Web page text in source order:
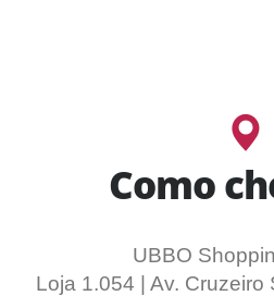
Como
UBBO
Loja 1.054 | Av.